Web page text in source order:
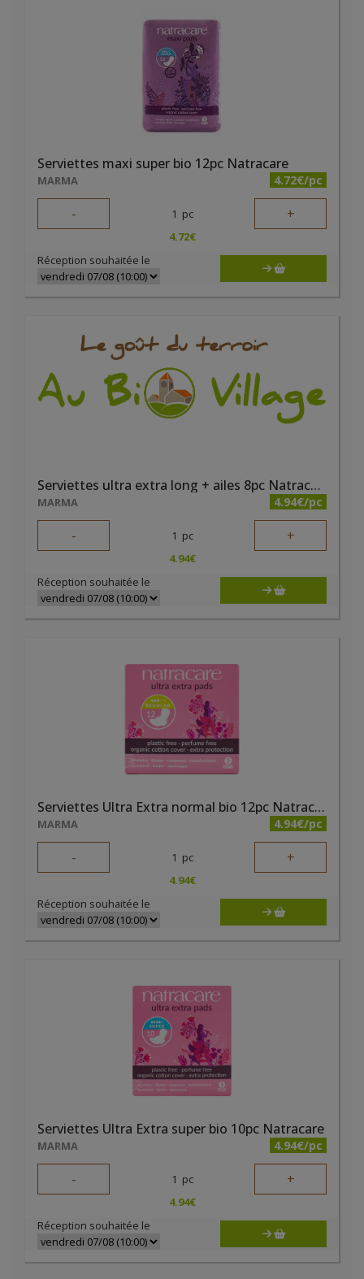
Serviettes maxi super bio 12pc Natracare
MARMA 4.72€/pc
- 1 pc +
4.72€
Réception souhaitée le
Serviettes ultra extra long + ailes 8pc Natracare
MARMA 4.94€/pc
- 1 pc +
4.94€
Réception souhaitée le
Serviettes Ultra Extra normal bio 12pc Natracare
MARMA 4.94€/pc
- 1 pc +
4.94€
Réception souhaitée le
Serviettes Ultra Extra super bio 10pc Natracare
MARMA 4.94€/pc
- 1 pc +
4.94€
Réception souhaitée le